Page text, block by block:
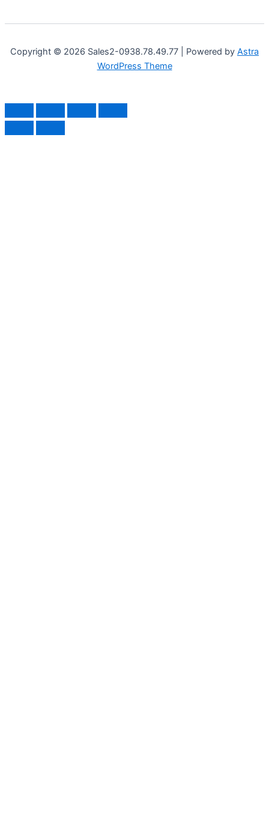
Copyright © 2026 Sales2-0938.78.49.77 | Powered by Astra
WordPress Theme